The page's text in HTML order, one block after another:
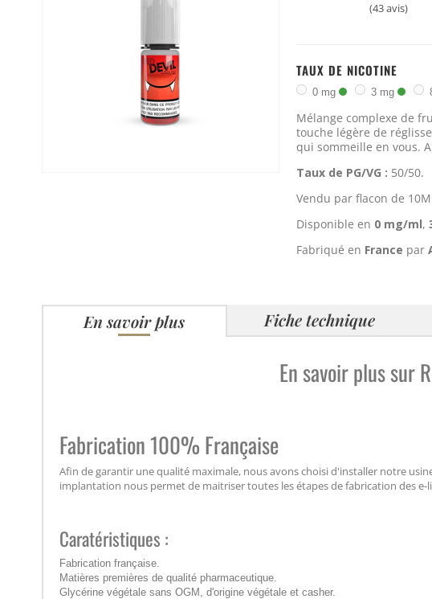
(43 avis)
TAUX DE NICOTINE
0 mg 3 mg
Mélange complexe de
touche légère de
qui sommeille en vous.
Taux de PG/VG : 50/50.
Vendu par flacon de
Disponible en 0 mg/ml,
Fabriqué en France par
En savoir plus Fiche technique
En savoir plus sur
Fabrication 100% Française
Afin de garantir une qualité maximale, nous avons choisi d'installer notre
implantation nous permet de maitriser toutes les étapes de fabrication des e-
Caratéristiques :
Fabrication française.
Matières premières de qualité pharmaceutique.
Glycérine végétale sans OGM, d'origine végétale et casher.